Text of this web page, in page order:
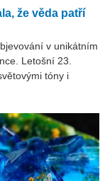
že věda patří
v unikátním
Letošní 23.
tóny i